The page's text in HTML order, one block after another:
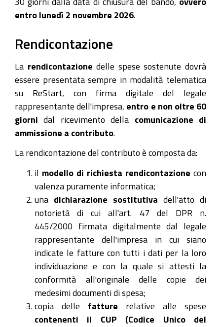
entro lunedì 2 novembre 2026
Rendicontazione
La rendicontazione delle spese sostenute dovrà
essere presentata sempre in modalità telematica
su ReStart, con firma digitale del legale
rappresentante dell'impresa, entro e non oltre 60
giorni dal ricevimento della comunicazione di
ammissione a contributo
La rendicontazione del contributo è composta da:
il modello di richiesta rendicontazione con
valenza puramente informatica;
una dichiarazione sostitutiva dell'atto di
notorietà di cui all'art. 47 del DPR n.
445/2000 firmata digitalmente dal legale
rappresentante dell'impresa in cui siano
indicate le fatture con tutti i dati per la loro
individuazione e con la quale si attesti la
conformità all'originale delle copie dei
medesimi documenti di spesa;
copia delle fatture relative alle spese
contenenti il CUP (Codice Unico del